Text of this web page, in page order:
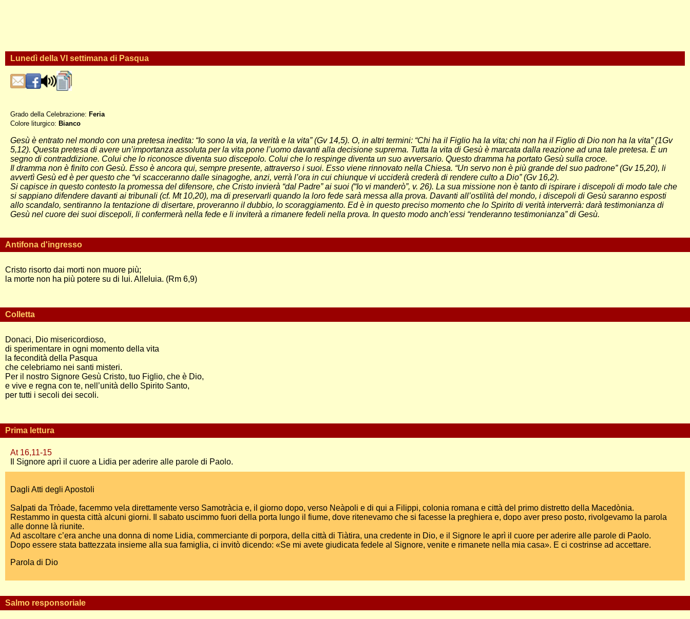
Lunedì della VI settimana di Pasqua
Grado della Celebrazione: Feria
Colore liturgico: Bianco
Gesù è entrato nel mondo con una pretesa inedita: “Io sono la via, la verità e la vita” (Gv 14,5). O, in altri termini: “Chi ha il Figlio ha la vita; chi non ha il Figlio di Dio non ha la vita” (1Gv
5,12). Questa pretesa di avere un’importanza assoluta per la vita pone l’uomo davanti alla decisione suprema. Tutta la vita di Gesù è marcata dalla reazione ad una tale pretesa. È un
segno di contraddizione. Colui che lo riconosce diventa suo discepolo. Colui che lo respinge diventa un suo avversario. Questo dramma ha portato Gesù sulla croce.
Il dramma non è finito con Gesù. Esso è ancora qui, sempre presente, attraverso i suoi. Esso viene rinnovato nella Chiesa. “Un servo non è più grande del suo padrone” (Gv 15,20), li
avvertì Gesù ed è per questo che “vi scacceranno dalle sinagoghe, anzi, verrà l’ora in cui chiunque vi ucciderà crederà di rendere culto a Dio” (Gv 16,2).
Si capisce in questo contesto la promessa del difensore, che Cristo invierà “dal Padre” ai suoi (“Io vi manderò”, v. 26). La sua missione non è tanto di ispirare i discepoli di modo tale che
si sappiano difendere davanti ai tribunali (cf. Mt 10,20), ma di preservarli quando la loro fede sarà messa alla prova. Davanti all’ostilità del mondo, i discepoli di Gesù saranno esposti
allo scandalo, sentiranno la tentazione di disertare, proveranno il dubbio, lo scoraggiamento. Ed è in questo preciso momento che lo Spirito di verità interverrà: darà testimonianza di
Gesù nel cuore dei suoi discepoli, li confermerà nella fede e li inviterà a rimanere fedeli nella prova. In questo modo anch’essi “renderanno testimonianza” di Gesù.
Antifona d'ingresso
Cristo risorto dai morti non muore più;
la morte non ha più potere su di lui. Alleluia. (Rm 6,9)
Colletta
Donaci, Dio misericordioso,
di sperimentare in ogni momento della vita
la fecondità della Pasqua
che celebriamo nei santi misteri.
Per il nostro Signore Gesù Cristo, tuo Figlio, che è Dio,
e vive e regna con te, nell’unità dello Spirito Santo,
per tutti i secoli dei secoli.
Prima lettura
At 16,11-15
Il Signore aprì il cuore a Lidia per aderire alle parole di Paolo.
Dagli Atti degli Apostoli
Salpati da Tròade, facemmo vela direttamente verso Samotràcia e, il giorno dopo, verso Neàpoli e di qui a Filippi, colonia romana e città del primo distretto della Macedònia.
Restammo in questa città alcuni giorni. Il sabato uscimmo fuori della porta lungo il fiume, dove ritenevamo che si facesse la preghiera e, dopo aver preso posto, rivolgevamo la parola
alle donne là riunite.
Ad ascoltare c’era anche una donna di nome Lidia, commerciante di porpora, della città di Tiàtira, una credente in Dio, e il Signore le aprì il cuore per aderire alle parole di Paolo.
Dopo essere stata battezzata insieme alla sua famiglia, ci invitò dicendo: «Se mi avete giudicata fedele al Signore, venite e rimanete nella mia casa». E ci costrinse ad accettare.
Parola di Dio
Salmo responsoriale